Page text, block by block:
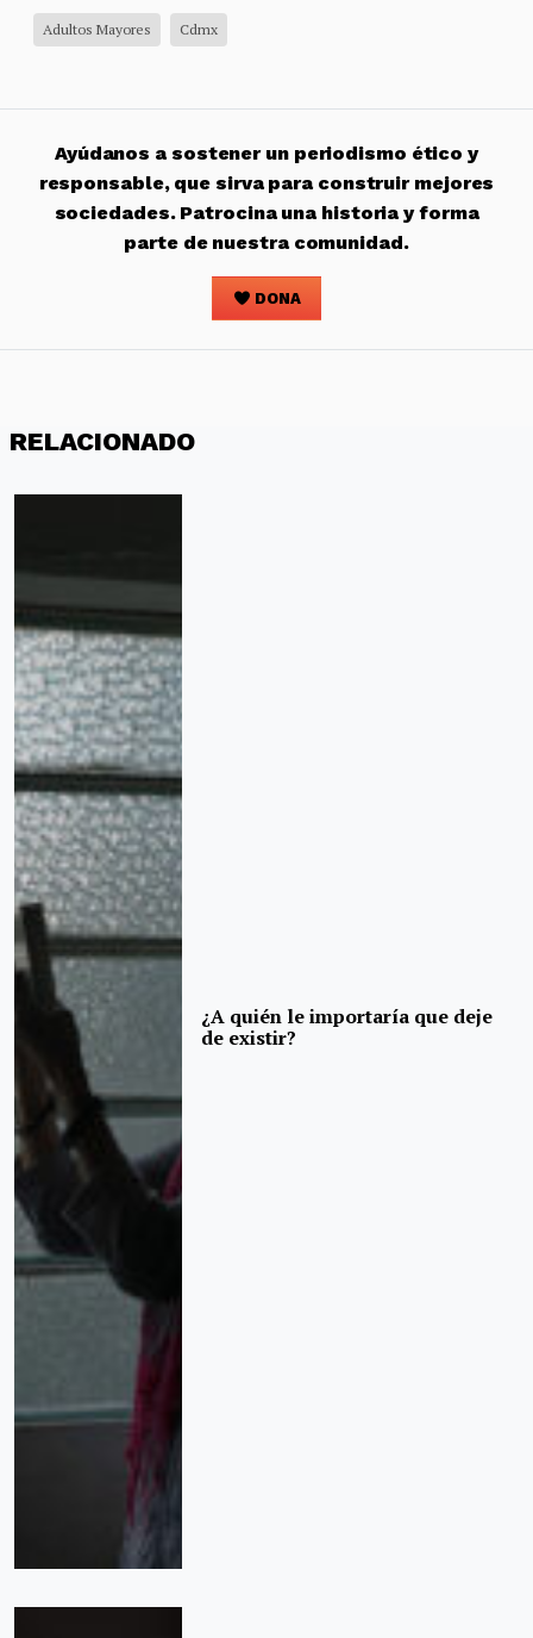
Adultos Mayores Cdmx
Ayúdanos a sostener un periodismo ético y
responsable, que sirva para construir mejores
sociedades. Patrocina una historia y forma
parte de nuestra comunidad.
DONA
RELACIONADO
¿A quién le importaría que deje
de existir?